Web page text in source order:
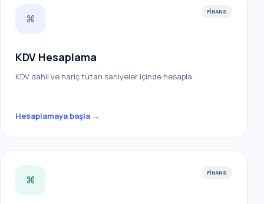
⌘
FINANS
KDV Hesaplama
KDV dahil ve hariç tutarı saniyeler içinde hesapla.
Hesaplamaya başla →
⌘
FINANS